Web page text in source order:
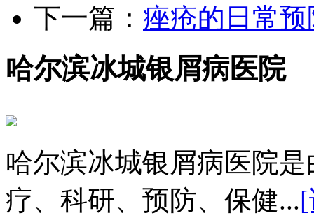
下一篇： 痤疮的日常
哈尔滨冰城银屑病医院
哈尔滨冰城银屑病医院
疗、科研、预防、保健...